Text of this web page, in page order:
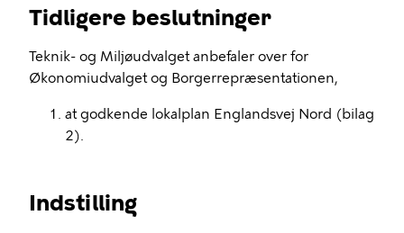
Tidligere beslutninger
Teknik- og Miljøudvalget anbefaler over for
Økonomiudvalget og Borgerrepræsentationen,
at godkende lokalplan Englandsvej Nord (bilag
2).
Indstilling